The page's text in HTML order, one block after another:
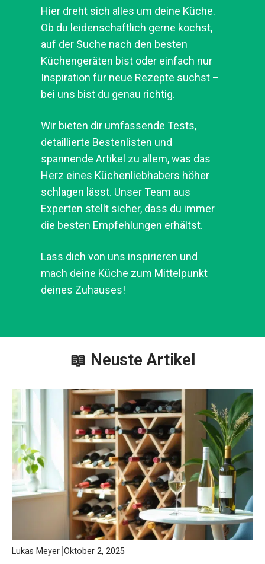
Hier dreht sich alles um deine Küche.
Ob du leidenschaftlich gerne kochst,
auf der Suche nach den besten
Küchengeräten bist oder einfach nur
Inspiration für neue Rezepte suchst –
bei uns bist du genau richtig.
Wir bieten dir umfassende Tests,
detaillierte Bestenlisten und
spannende Artikel zu allem, was das
Herz eines Küchenliebhabers höher
schlagen lässt. Unser Team aus
Experten stellt sicher, dass du immer
die besten Empfehlungen erhältst.
Lass dich von uns inspirieren und
mach deine Küche zum Mittelpunkt
deines Zuhauses!
📖 Neuste Artikel
Lukas Meyer Oktober 2, 2025